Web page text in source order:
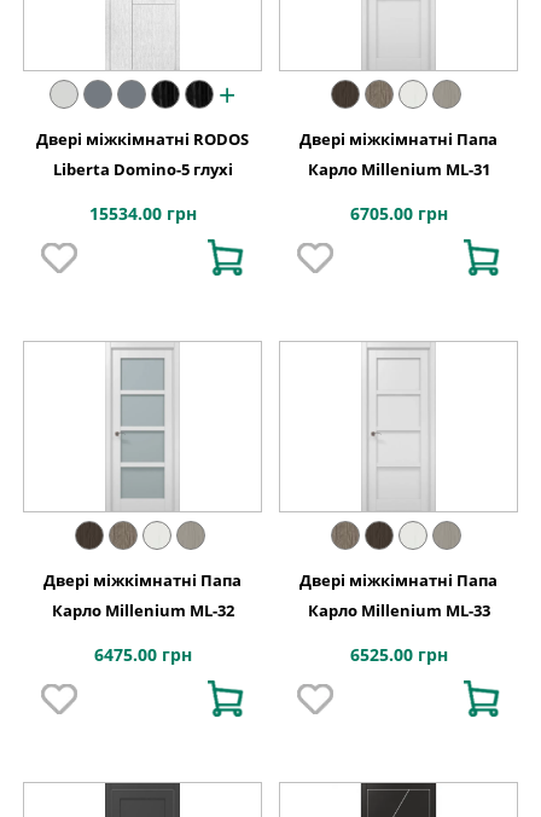
+
Двері міжкімнатні RODOS
Liberta Domino-5 глухі
15534.00 грн
Двері міжкімнатні Папа
Карло Millenium ML-31
6705.00 грн
Двері міжкімнатні Папа
Карло Millenium ML-32
6475.00 грн
Двері міжкімнатні Папа
Карло Millenium ML-33
6525.00 грн